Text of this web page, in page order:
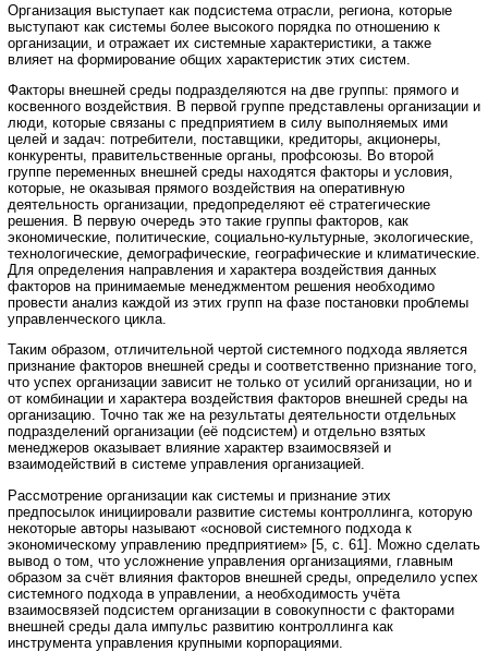
Организация выступает как подсистема отрасли, региона, которые
выступают как системы более высокого порядка по отношению к
организации, и отражает их системные характеристики, а также
влияет на формирование общих характеристик этих систем.
Факторы внешней среды подразделяются на две группы: прямого и
косвенного воздействия. В первой группе представлены организации и
люди, которые связаны с предприятием в силу выполняемых ими
целей и задач: потребители, поставщики, кредиторы, акционеры,
конкуренты, правительственные органы, профсоюзы. Во второй
группе переменных внешней среды находятся факторы и условия,
которые, не оказывая прямого воздействия на оперативную
деятельность организации, предопределяют её стратегические
решения. В первую очередь это такие группы факторов, как
экономические, политические, социально-культурные, экологические,
технологические, демографические, географические и климатические.
Для определения направления и характера воздействия данных
факторов на принимаемые менеджментом решения необходимо
провести анализ каждой из этих групп на фазе постановки проблемы
управленческого цикла.
Таким образом, отличительной чертой системного подхода является
признание факторов внешней среды и соответственно признание того,
что успех организации зависит не только от усилий организации, но и
от комбинации и характера воздействия факторов внешней среды на
организацию. Точно так же на результаты деятельности отдельных
подразделений организации (её подсистем) и отдельно взятых
менеджеров оказывает влияние характер взаимосвязей и
взаимодействий в системе управления организацией.
Рассмотрение организации как системы и признание этих
предпосылок инициировали развитие системы контроллинга, которую
некоторые авторы называют «основой системного подхода к
экономическому управлению предприятием» [5, с. 61]. Можно сделать
вывод о том, что усложнение управления организациями, главным
образом за счёт влияния факторов внешней среды, определило успех
системного подхода в управлении, а необходимость учёта
взаимосвязей подсистем организации в совокупности с факторами
внешней среды дала импульс развитию контроллинга как
инструмента управления крупными корпорациями.